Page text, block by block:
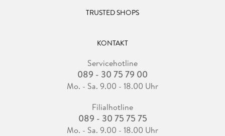
TRUSTED SHOPS
KONTAKT
Servicehotline
089 - 30 75 79 00
Mo. - Sa. 9.00 - 18.00 Uhr
Filialhotline
089 - 30 75 75 75
Mo. - Sa. 9.00 - 18.00 Uhr